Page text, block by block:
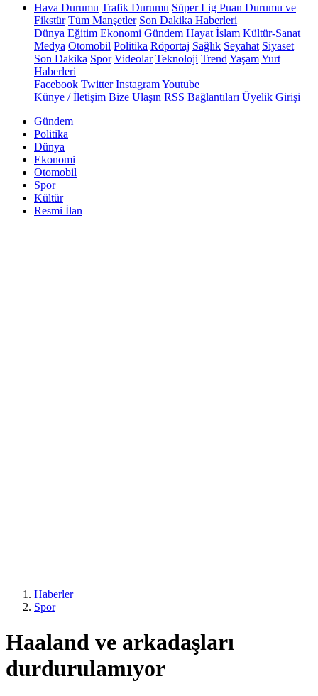
Hava Durumu Trafik Durumu Süper Lig Puan Durumu ve
Fikstür Tüm Manşetler Son Dakika Haberleri
Dünya Eğitim Ekonomi Gündem Hayat İslam Kültür-Sanat
Medya Otomobil Politika Röportaj Sağlık Seyahat Siyaset
Son Dakika Spor Videolar Teknoloji Trend YaşamYurt
Haberleri
Facebook Twitter InstagramYoutube
Künye / İletişim Bize Ulaşın RSS Bağlantıları Üyelik Girişi
Gündem
Politika
Dünya
Ekonomi
Otomobil
Spor
Kültür
Resmi İlan
Haberler
Spor
Haaland ve arkadaşları
durdurulamıyor